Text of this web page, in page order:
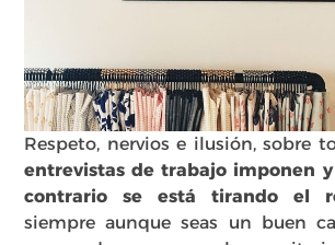
Respeto, nervios e ilusión, sobre
entrevistas de trabajo imponen
contrario se está tirando el
siempre aunque seas un buen